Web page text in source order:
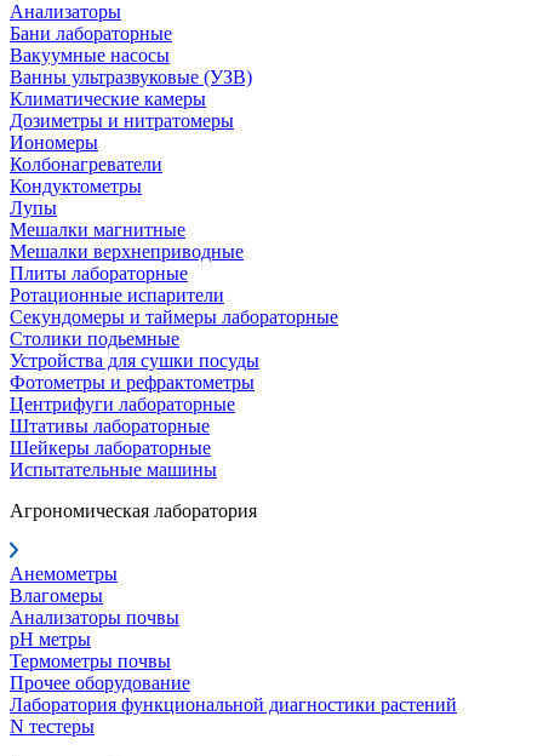
Анализаторы
Бани лабораторные
Вакуумные насосы
Ванны ультразвуковые (УЗВ)
Климатические камеры
Дозиметры и нитратомеры
Иономеры
Колбонагреватели
Кондуктометры
Лупы
Мешалки магнитные
Мешалки верхнеприводные
Плиты лабораторные
Ротационные испарители
Секундомеры и таймеры лабораторные
Столики подьемные
Устройства для сушки посуды
Фотометры и рефрактометры
Центрифуги лабораторные
Штативы лабораторные
Шейкеры лабораторные
Испытательные машины
Агрономическая лаборатория
Анемометры
Влагомеры
Анализаторы почвы
pH метры
Термометры почвы
Прочее оборудование
Лаборатория функциональной диагностики растений
N тестеры